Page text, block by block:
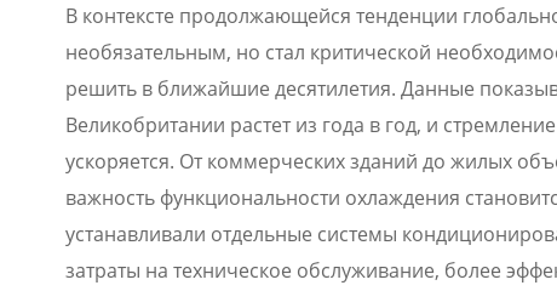
В контексте продолжающейся тенденции
необязательным, но стал критической
решить в ближайшие десятилетия. Данные
Великобритании растет из года в год, и
ускоряется. От коммерческих зданий до жилых
важность функциональности охлаждения
устанавливали отдельные системы
затраты на техническое обслуживание, более